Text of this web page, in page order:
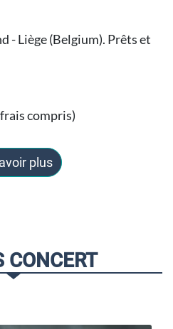
- Liège (Belgium). Prêts et
compris)
plus
AUTRES CONCERT